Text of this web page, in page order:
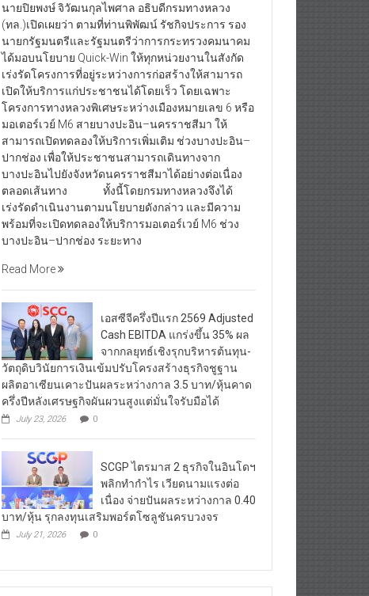
นายปิยพงษ์ จิวัฒนกุลไพศาล อธิบดีกรมทางหลวง
(ทล.)เปิดเผยว่า ตามที่ท่านพิพัฒน์ รัชกิจประการ รอง
นายกรัฐมนตรีและรัฐมนตรีว่าการกระทรวงคมนาคม
ได้มอบนโยบาย Quick-Win ให้ทุกหน่วยงานในสังกัด
เร่งรัดโครงการที่อยู่ระหว่างการก่อสร้างให้สามารถ
เปิดให้บริการแก่ประชาชนได้โดยเร็ว โดยเฉพาะ
โครงการทางหลวงพิเศษระหว่างเมืองหมายเลข 6 หรือ
มอเตอร์เวย์ M6 สายบางปะอิน–นครราชสีมา ให้
สามารถเปิดทดลองให้บริการเพิ่มเติม ช่วงบางปะอิน–
ปากช่อง เพื่อให้ประชาชนสามารถเดินทางจาก
บางปะอินไปยังจังหวัดนครราชสีมาได้อย่างต่อเนื่อง
ตลอดเส้นทาง ทั้งนี้โดยกรมทางหลวงจึงได้
เร่งรัดดำเนินงานตามนโยบายดังกล่าว และมีความ
พร้อมที่จะเปิดทดลองให้บริการมอเตอร์เวย์ M6 ช่วง
บางปะอิน–ปากช่อง ระยะทาง
Read More
เอสซีจีครึ่งปีแรก 2569 Adjusted
Cash EBITDA แกร่งขึ้น 35% ผล
จากกลยุทธ์เชิงรุกบริหารต้นทุน-
วัตถุดิบวินัยการเงินเข้มปรับโครงสร้างธุรกิจชูฐาน
ผลิตอาเซียนเคาะปันผลระหว่างกาล 3.5 บาท/หุ้นคาด
ครึ่งปีหลังเศรษฐกิจผันผวนสูงแต่มั่นใจรับมือได้
July 23, 2026 0
SCGP ไตรมาส 2 ธุรกิจในอินโดฯ
พลิกทำกำไร เวียดนามแรงต่อ
เนื่อง จ่ายปันผลระหว่างกาล 0.40
บาท/หุ้น รุกลงทุนเสริมพอร์ตโซลูชันครบวงจร
July 21, 2026 0